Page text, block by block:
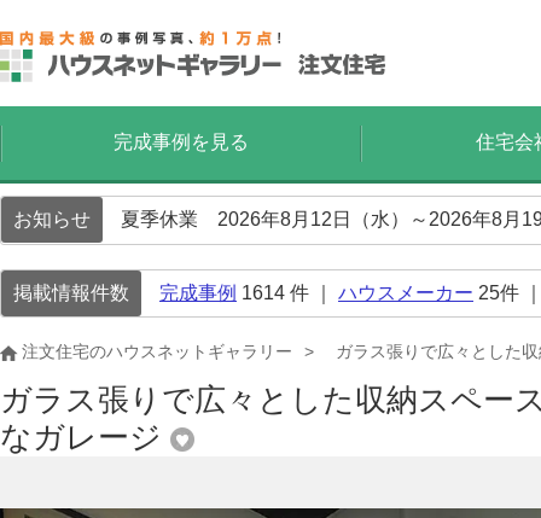
完成事例を見る 住宅会
お知らせ 夏季休業 2026年8月12日（水）～2026年8月
掲載情報件数 完成事例 1614 件 ｜ ハウスメーカー 25件
注文住宅のハウスネットギャラリー ガラス張りで広々とした
ガラス張りで広々とした収納スペー
なガレージ